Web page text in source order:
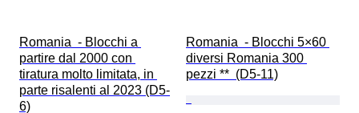
Romania  - Blocchi a
partire dal 2000 con
tiratura molto limitata, in
parte risalenti al 2023 (D5-
6)
Romania  - Blocchi 5×60
diversi Romania 300
pezzi **  (D5-11)